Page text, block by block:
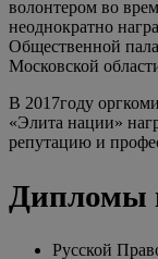
волонтером во
неоднократно
Общественной
Московской
В 2017году
«Элита нации»
репутацию и
Дипломы
Русской